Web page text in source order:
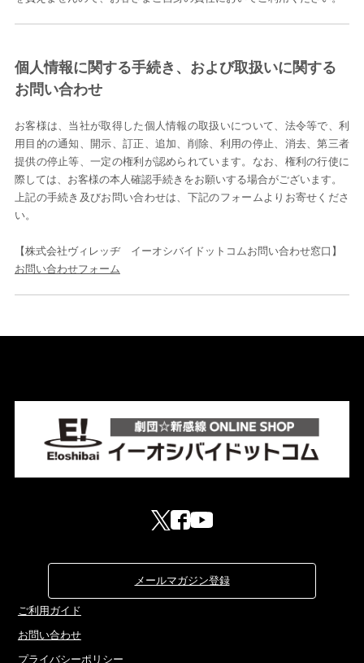
個人情報に関する手続き、および取扱いに関する
お問い合わせ
お客様は、当社が取得した個人情報の取扱いについて、法令等で、利
用目的の通知、開示、訂正、追加、削除、利用の停止、消去、第三者
提供の停止等、一定の権利が認められています。なお、権利の行使に
際しては、お客様の本人確認手続きをお願いする場合がございます。
上記の手続き及びお問い合わせは、下記のフォームよりお寄せくださ
い。
【株式会社ヴィレッヂ イーオシバイドットコムお問い合わせ窓口】
お問い合わせフォーム
メールマガジン登録
ご利用ガイド
お問い合わせ
プライバシーポリシー